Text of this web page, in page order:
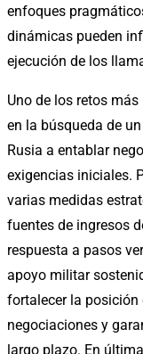
enfoques
dinámicas pueden
ejecución de los
Uno de los retos
en la búsqueda de
Rusia a entablar
exigencias iniciales.
varias medidas
fuentes de ingresos
respuesta a pasos
apoyo militar
fortalecer la posición
negociaciones y
largo plazo. En